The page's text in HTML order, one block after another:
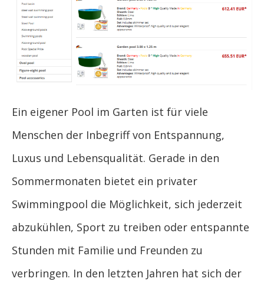
Ein eigener Pool im Garten ist für viele
Menschen der Inbegriff von Entspannung,
Luxus und Lebensqualität. Gerade in den
Sommermonaten bietet ein privater
Swimmingpool die Möglichkeit, sich jederzeit
abzukühlen, Sport zu treiben oder entspannte
Stunden mit Familie und Freunden zu
verbringen. In den letzten Jahren hat sich der